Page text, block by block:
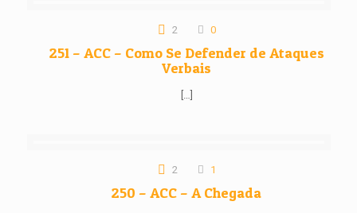
2 0
251 – ACC – Como Se Defender de Ataques
Verbais
[…]
2 1
250 – ACC – A Chegada